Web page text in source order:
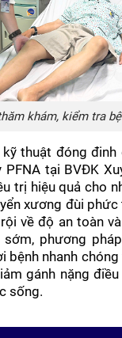
khám, kiểm tra
thuật đóng đinh
PFNA tại BVĐK
trị hiệu quả cho
xương đùi
về độ an toàn
phương
bệnh nhanh
gánh nặng
sống.